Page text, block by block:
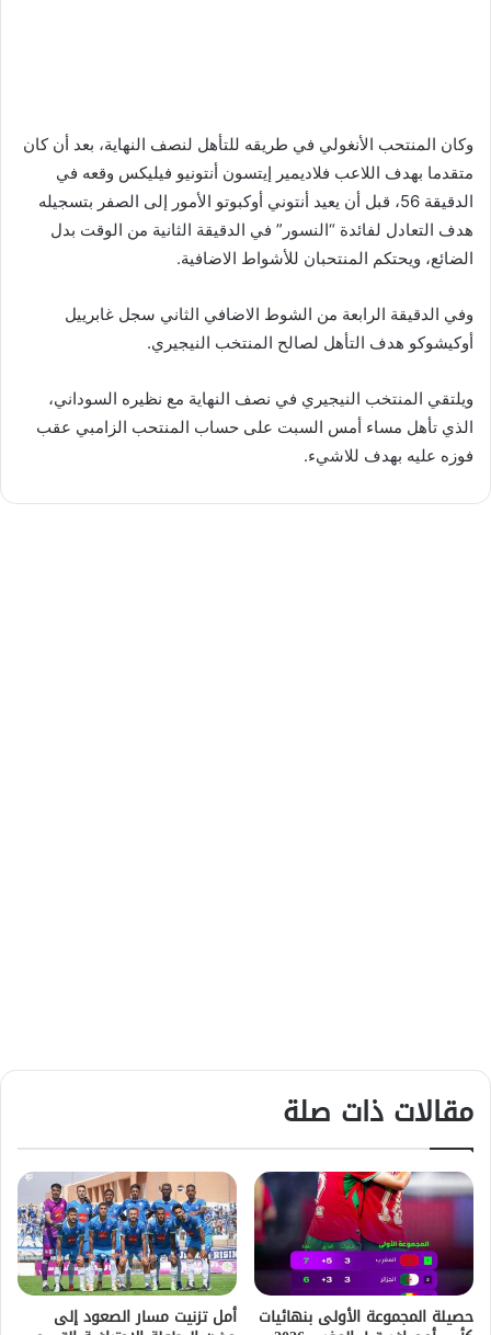
وكان المنتحب الأنغولي في طريقه للتأهل لنصف النهاية، بعد أن كان
متقدما بهدف اللاعب فلاديمير إيتسون أنتونيو فيليكس وقعه في
الدقيقة 56، قبل أن يعيد أنتوني أوكبوتو الأمور إلى الصفر بتسجيله
هدف التعادل لفائدة “النسور” في الدقيقة الثانية من الوقت بدل
الضائع، ويحتكم المنتحبان للأشواط الاضافية.
وفي الدقيقة الرابعة من الشوط الاضافي الثاني سجل غابرييل
أوكيشوكو هدف التأهل لصالح المنتخب النيجيري.
ويلتقي المنتخب النيجيري في نصف النهاية مع نظيره السوداني،
الذي تأهل مساء أمس السبت على حساب المنتحب الزامبي عقب
فوزه عليه بهدف للاشيء.
مقالات ذات صلة
حصيلة المجموعة الأولى بنهائيات أمل تزنيت مسار الصعود إلى